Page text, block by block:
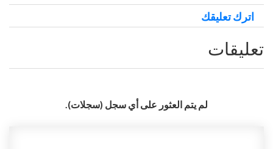
اترك تعليقك
تعليقات
لم يتم العثور على أي سجل (سجلات).